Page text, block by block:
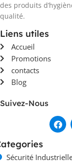
des produits
qualité.
Liens utiles
Accueil
Promotions
contacts
Blog
Suivez-Nous
Sécurité